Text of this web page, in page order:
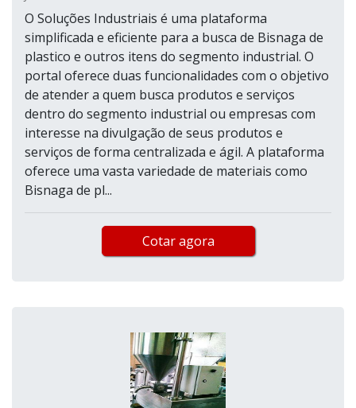
O Soluções Industriais é uma plataforma
simplificada e eficiente para a busca de Bisnaga de
plastico e outros itens do segmento industrial. O
portal oferece duas funcionalidades com o objetivo
de atender a quem busca produtos e serviços
dentro do segmento industrial ou empresas com
interesse na divulgação de seus produtos e
serviços de forma centralizada e ágil. A plataforma
oferece uma vasta variedade de materiais como
Bisnaga de pl...
Cotar agora